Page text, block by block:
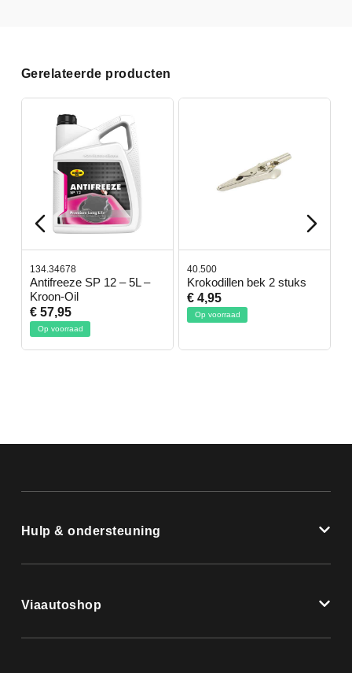
Gerelateerde producten
134.34678
Antifreeze SP 12 – 5L –
Kroon-Oil
€ 57,95
Op voorraad
40.500
Krokodillen bek 2 stuks
€ 4,95
Op voorraad
Hulp & ondersteuning
Viaautoshop